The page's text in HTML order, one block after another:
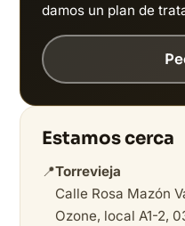
damos un plan de
Estamos cerca
📍Torrevieja
Calle Rosa Mazón
Ozone, local A1-2,